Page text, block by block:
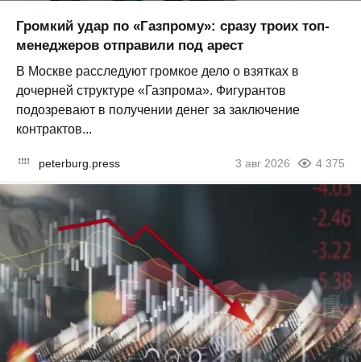
Громкий удар по «Газпрому»: сразу троих топ-
менеджеров отправили под арест
В Москве расследуют громкое дело о взятках в
дочерней структуре «Газпрома». Фигурантов
подозревают в получении денег за заключение
контрактов...
peterburg.press 3 авг 2026 4 375